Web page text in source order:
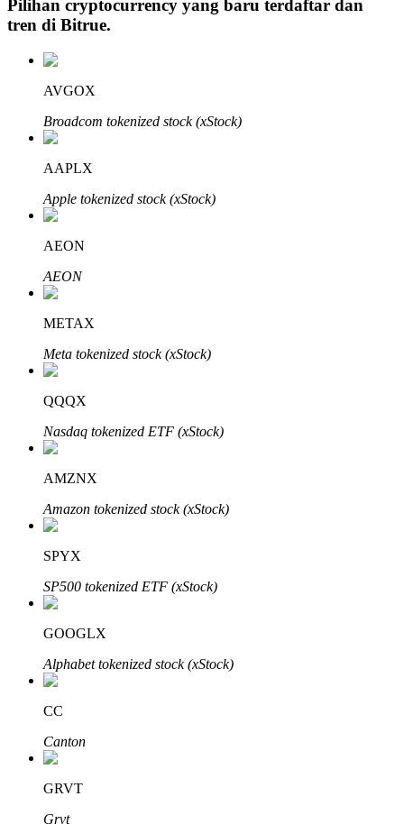
Investasi Otomatis
Raih keuntungan jangka panjang dan kepentingan fleksibel
Pelajari Staking
Pelajari tentang mendapatkan penghasilan pasif
Bitrue
AI
Mitra Bitrue
Pilihan cryptocurrency yang baru terdaftar dan
tren di Bitrue.
AVGOX
Broadcom tokenized stock (xStock)
AAPLX
Apple tokenized stock (xStock)
AEON
AEON
METAX
Meta tokenized stock (xStock)
QQQX
Nasdaq tokenized ETF (xStock)
AMZNX
Amazon tokenized stock (xStock)
SPYX
SP500 tokenized ETF (xStock)
GOOGLX
Alphabet tokenized stock (xStock)
CC
Canton
GRVT
Grvt